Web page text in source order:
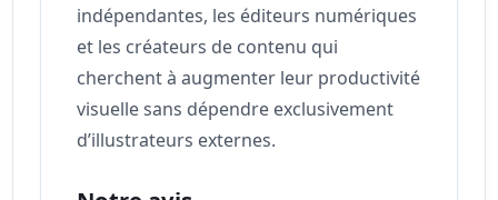
indépendantes, les éditeurs numériques
et les créateurs de contenu qui
cherchent à augmenter leur productivité
visuelle sans dépendre exclusivement
d’illustrateurs externes.